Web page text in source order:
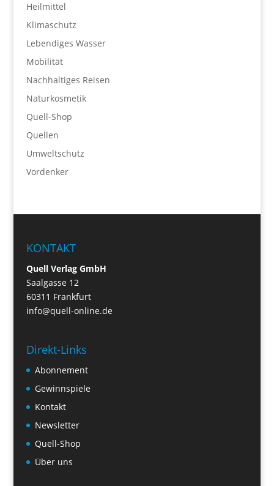
Heilmittel
Klimaschutz
Lebendiges Wasser
Mobilität
Nachhaltiges Reisen
Naturkosmetik
Quell-Shop
Quellen
Umweltschutz
Vordenker
KONTAKT
Quell Verlag GmbH
Saalgasse 12
60311 Frankfurt
info@quell-online.de
Direkt-Links
Abonnement
Gewinnspiele
Kontakt
Newsletter
Quell-Shop
Über uns